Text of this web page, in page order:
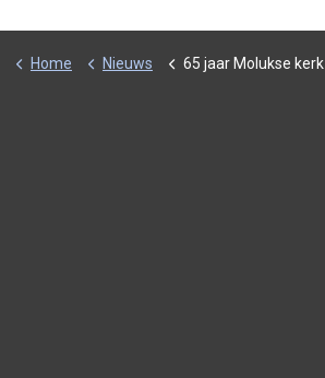
Home Nieuws 65 jaar Molukse kerk